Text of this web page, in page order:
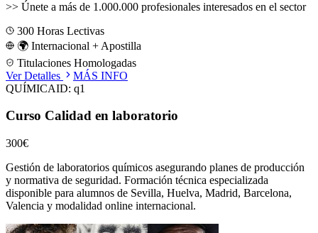
>> Únete a más de 1.000.000 profesionales interesados en el sector
300 Horas Lectivas
🌍 Internacional + Apostilla
Titulaciones Homologadas
Ver Detalles
MÁS INFO
QUÍMICAID: q1
Curso Calidad en laboratorio
300€
Gestión de laboratorios químicos asegurando planes de producción
y normativa de seguridad. Formación técnica especializada
disponible para alumnos de Sevilla, Huelva, Madrid, Barcelona,
Valencia y modalidad online internacional.